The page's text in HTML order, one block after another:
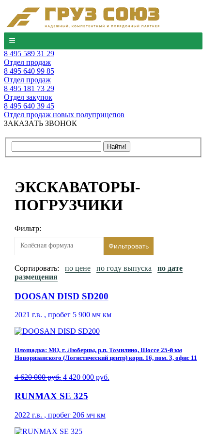
8 495 589 31 29
Отдел продаж
8 495 640 99 85
Отдел продаж
8 495 181 73 29
Отдел закупок
8 495 640 39 45
Отдел продаж новых полуприцепов
ЗАКАЗАТЬ ЗВОНОК
ЭКСКАВАТОРЫ-
ПОГРУЗЧИКИ
Фильтр:
Фильтровать
Сортировать: по цене по году выпуска
по дате
размещения
DOOSAN DISD SD200
2021 г.в. , пробег 5 900 мч км
Площадка: МО, г. Люберцы, р.п. Томилино, Шоссе 25-й км
Новорязанского (Логистический центр) корп. 16, пом. 3, офис 11
4 620 000 руб. 4 420 000 руб.
RUNMAX SE 325
2022 г.в. , пробег 206 мч км